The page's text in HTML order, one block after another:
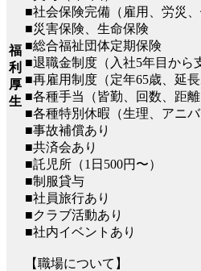
福
利
厚
生
■社会保険完備（雇用、労災
■災害保険、生命保険
■総合福祉団体定期保険
■退職金制度（入社5年目から
■再雇用制度（定年65歳、延長
■各種手当（皆勤、回数、距離
■各種特別休暇（生理、アニバ
■事故補償あり
■共済会あり
■託児所（1日500円〜）
■制服貸与
■社員旅行あり
■クラブ活動あり
■社内イベントあり
【職場について】